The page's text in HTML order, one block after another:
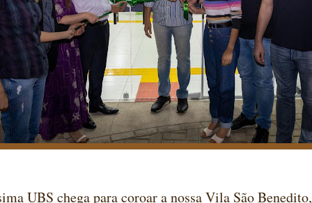
UBS chega para coroar a nossa Vila São